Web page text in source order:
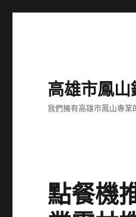
高雄市鳳山
我們擁有高雄市鳳山專
點餐機